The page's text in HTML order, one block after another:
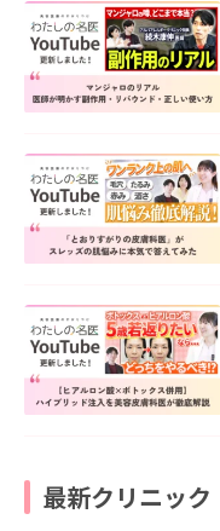
最新クリニック